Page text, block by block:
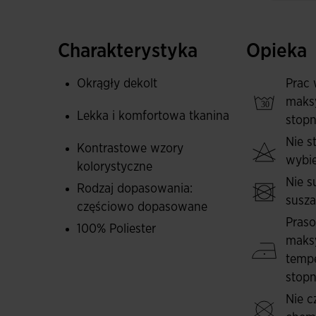
treningów. Wyróżnia się odpornością na
intensywne użytkowanie w wymagających
futsal.
Design koszulki charakteryzuje się
które razem tworzą zestaw o doskonałej
Wyszywane logo Joma stanowi elegancki
Charakterystyka
Okrągły dekolt
Lekka i komfortowa tkanina
Kontrastowe wzory
kolorystyczne
Rodzaj dopasowania:
częściowo dopasowane
100% Poliester
Opieka
Prac
Nie
Nie
Nie